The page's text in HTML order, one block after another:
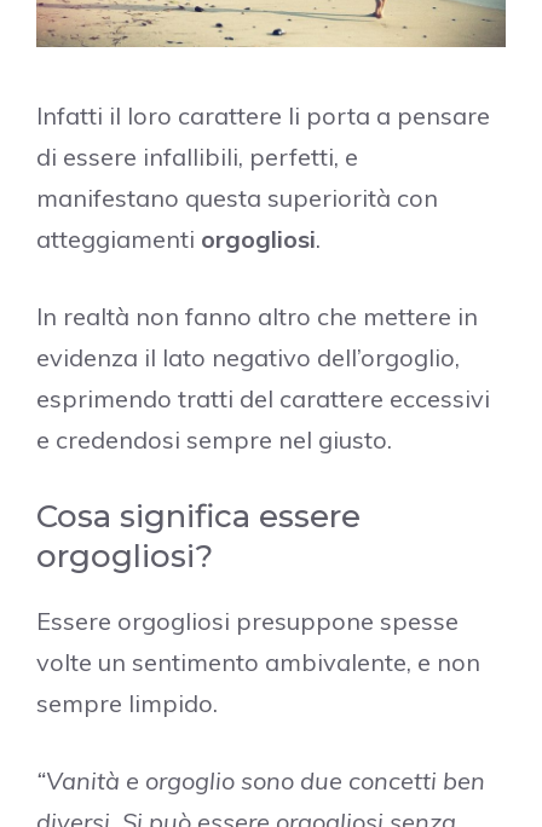
Infatti il loro carattere li porta a pensare
di essere infallibili, perfetti, e
manifestano questa superiorità con
atteggiamenti orgogliosi.
In realtà non fanno altro che mettere in
evidenza il lato negativo dell’orgoglio,
esprimendo tratti del carattere eccessivi
e credendosi sempre nel giusto.
Cosa significa essere
orgogliosi?
Essere orgogliosi presuppone spesse
volte un sentimento ambivalente, e non
sempre limpido.
“Vanità e orgoglio sono due concetti ben